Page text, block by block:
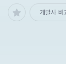
개발사 비